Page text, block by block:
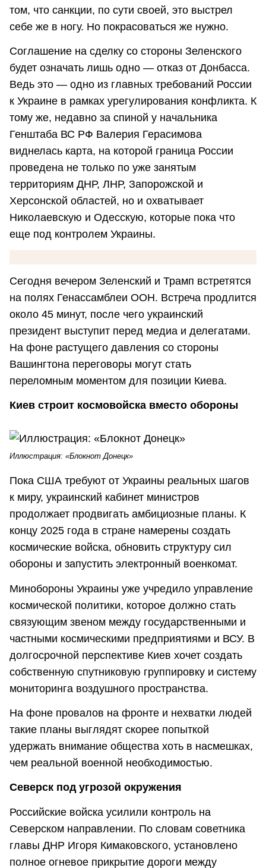
том, что санкции, по сути своей, это выстрел
себе же в ногу. Но покрасоваться же нужно.
Соглашение на сделку со стороны Зеленского
будет означать лишь одно — отказ от Донбасса.
Ведь это — одно из главных требований России
к Украине в рамках урегулирования конфликта. К
тому же, недавно за спиной у начальника
Генштаба ВС РФ Валерия Герасимова
виднелась карта, на которой граница России
проведена не только по уже занятым
территориям ДНР, ЛНР, Запорожской и
Херсонской областей, но и охватывает
Николаевскую и Одесскую, которые пока что
еще под контролем Украины.
Сегодня вечером Зеленский и Трамп встретятся
на полях Генассамблеи ООН. Встреча продлится
около 45 минут, после чего украинский
президент выступит перед медиа и делегатами.
На фоне растущего давления со стороны
Вашингтона переговоры могут стать
переломным моментом для позиции Киева.
Киев строит космовойска вместо обороны
Иллюстрация: «Блокнот Донецк»
Пока США требуют от Украины реальных шагов
к миру, украинский кабинет министров
продолжает продвигать амбициозные планы. К
концу 2025 года в стране намерены создать
космические войска, обновить структуру сил
обороны и запустить электронный военкомат.
Минобороны Украины уже учредило управление
космической политики, которое должно стать
связующим звеном между государственными и
частными космическими предприятиями и ВСУ. В
долгосрочной перспективе Киев хочет создать
собственную спутниковую группировку и систему
мониторинга воздушного пространства.
На фоне провалов на фронте и нехватки людей
такие планы выглядят скорее попыткой
удержать внимание общества хоть в насмешках,
чем реальной военной необходимостью.
Северск под угрозой окружения
Российские войска усилили контроль на
Северском направлении. По словам советника
главы ДНР Игоря Кимаковского, установлено
полное огневое прикрытие дороги между